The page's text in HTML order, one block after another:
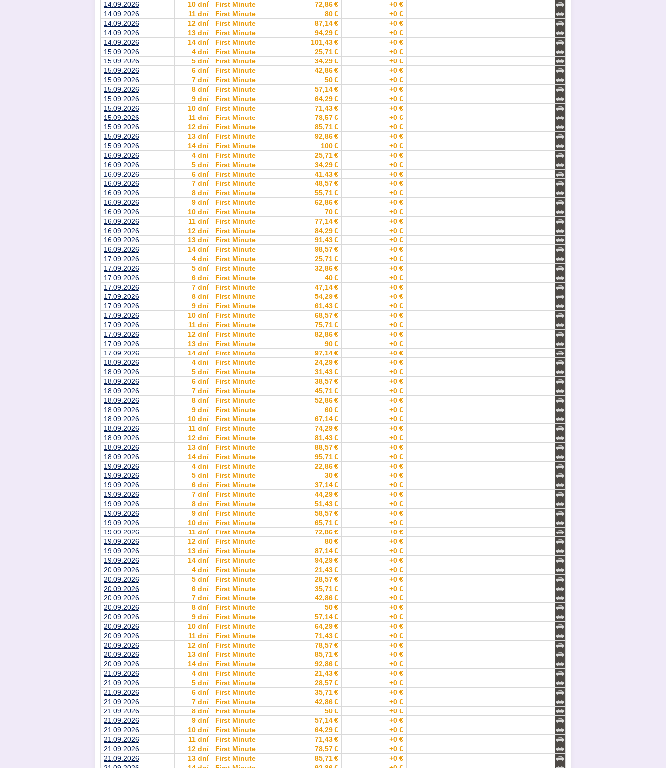
14.09.2026
10 dní First Minute 72,86 €
+0 €
14.09.2026
11 dní First Minute 80 €
+0 €
14.09.2026
12 dní First Minute 87,14 €
+0 €
14.09.2026
13 dní First Minute 94,29 €
+0 €
14.09.2026
14 dní First Minute 101,43 €
+0 €
15.09.2026
4 dni First Minute 25,71 €
+0 €
15.09.2026
5 dní First Minute 34,29 €
+0 €
15.09.2026
6 dní First Minute 42,86 €
+0 €
15.09.2026
7 dní First Minute 50 €
+0 €
15.09.2026
8 dní First Minute 57,14 €
+0 €
15.09.2026
9 dní First Minute 64,29 €
+0 €
15.09.2026
10 dní First Minute 71,43 €
+0 €
15.09.2026
11 dní First Minute 78,57 €
+0 €
15.09.2026
12 dní First Minute 85,71 €
+0 €
15.09.2026
13 dní First Minute 92,86 €
+0 €
15.09.2026
14 dní First Minute 100 €
+0 €
16.09.2026
4 dni First Minute 25,71 €
+0 €
16.09.2026
5 dní First Minute 34,29 €
+0 €
16.09.2026
6 dní First Minute 41,43 €
+0 €
16.09.2026
7 dní First Minute 48,57 €
+0 €
16.09.2026
8 dní First Minute 55,71 €
+0 €
16.09.2026
9 dní First Minute 62,86 €
+0 €
16.09.2026
10 dní First Minute 70 €
+0 €
16.09.2026
11 dní First Minute 77,14 €
+0 €
16.09.2026
12 dní First Minute 84,29 €
+0 €
16.09.2026
13 dní First Minute 91,43 €
+0 €
16.09.2026
14 dní First Minute 98,57 €
+0 €
17.09.2026
4 dni First Minute 25,71 €
+0 €
17.09.2026
5 dní First Minute 32,86 €
+0 €
17.09.2026
6 dní First Minute 40 €
+0 €
17.09.2026
7 dní First Minute 47,14 €
+0 €
17.09.2026
8 dní First Minute 54,29 €
+0 €
17.09.2026
9 dní First Minute 61,43 €
+0 €
17.09.2026
10 dní First Minute 68,57 €
+0 €
17.09.2026
11 dní First Minute 75,71 €
+0 €
17.09.2026
12 dní First Minute 82,86 €
+0 €
17.09.2026
13 dní First Minute 90 €
+0 €
17.09.2026
14 dní First Minute 97,14 €
+0 €
18.09.2026
4 dni First Minute 24,29 €
+0 €
18.09.2026
5 dní First Minute 31,43 €
+0 €
18.09.2026
6 dní First Minute 38,57 €
+0 €
18.09.2026
7 dní First Minute 45,71 €
+0 €
18.09.2026
8 dní First Minute 52,86 €
+0 €
18.09.2026
9 dní First Minute 60 €
+0 €
18.09.2026
10 dní First Minute 67,14 €
+0 €
18.09.2026
11 dní First Minute 74,29 €
+0 €
18.09.2026
12 dní First Minute 81,43 €
+0 €
18.09.2026
13 dní First Minute 88,57 €
+0 €
18.09.2026
14 dní First Minute 95,71 €
+0 €
19.09.2026
4 dni First Minute 22,86 €
+0 €
19.09.2026
5 dní First Minute 30 €
+0 €
19.09.2026
6 dní First Minute 37,14 €
+0 €
19.09.2026
7 dní First Minute 44,29 €
+0 €
19.09.2026
8 dní First Minute 51,43 €
+0 €
19.09.2026
9 dní First Minute 58,57 €
+0 €
19.09.2026
10 dní First Minute 65,71 €
+0 €
19.09.2026
11 dní First Minute 72,86 €
+0 €
19.09.2026
12 dní First Minute 80 €
+0 €
19.09.2026
13 dní First Minute 87,14 €
+0 €
19.09.2026
14 dní First Minute 94,29 €
+0 €
20.09.2026
4 dni First Minute 21,43 €
+0 €
20.09.2026
5 dní First Minute 28,57 €
+0 €
20.09.2026
6 dní First Minute 35,71 €
+0 €
20.09.2026
7 dní First Minute 42,86 €
+0 €
20.09.2026
8 dní First Minute 50 €
+0 €
20.09.2026
9 dní First Minute 57,14 €
+0 €
20.09.2026
10 dní First Minute 64,29 €
+0 €
20.09.2026
11 dní First Minute 71,43 €
+0 €
20.09.2026
12 dní First Minute 78,57 €
+0 €
20.09.2026
13 dní First Minute 85,71 €
+0 €
20.09.2026
14 dní First Minute 92,86 €
+0 €
21.09.2026
4 dni First Minute 21,43 €
+0 €
21.09.2026
5 dní First Minute 28,57 €
+0 €
21.09.2026
6 dní First Minute 35,71 €
+0 €
21.09.2026
7 dní First Minute 42,86 €
+0 €
21.09.2026
8 dní First Minute 50 €
+0 €
21.09.2026
9 dní First Minute 57,14 €
+0 €
21.09.2026
10 dní First Minute 64,29 €
+0 €
21.09.2026
11 dní First Minute 71,43 €
+0 €
21.09.2026
12 dní First Minute 78,57 €
+0 €
21.09.2026
13 dní First Minute 85,71 €
+0 €